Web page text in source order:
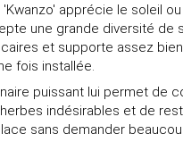
'Kwanzo' apprécie le soleil
une grande diversité de
et supporte assez
fois installée.
puissant lui permet de
indésirables et de
sans demander